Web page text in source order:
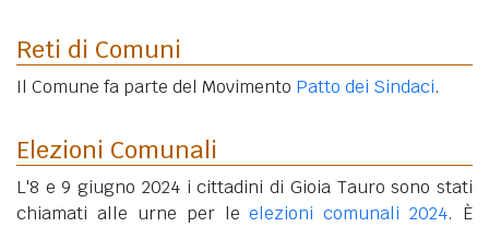
Reti di Comuni
Il Comune fa parte del Movimento Patto dei Sindaci.
Elezioni Comunali
L'8 e 9 giugno 2024 i cittadini di Gioia Tauro sono stati
chiamati alle urne per leelezioni comunali 2024. È